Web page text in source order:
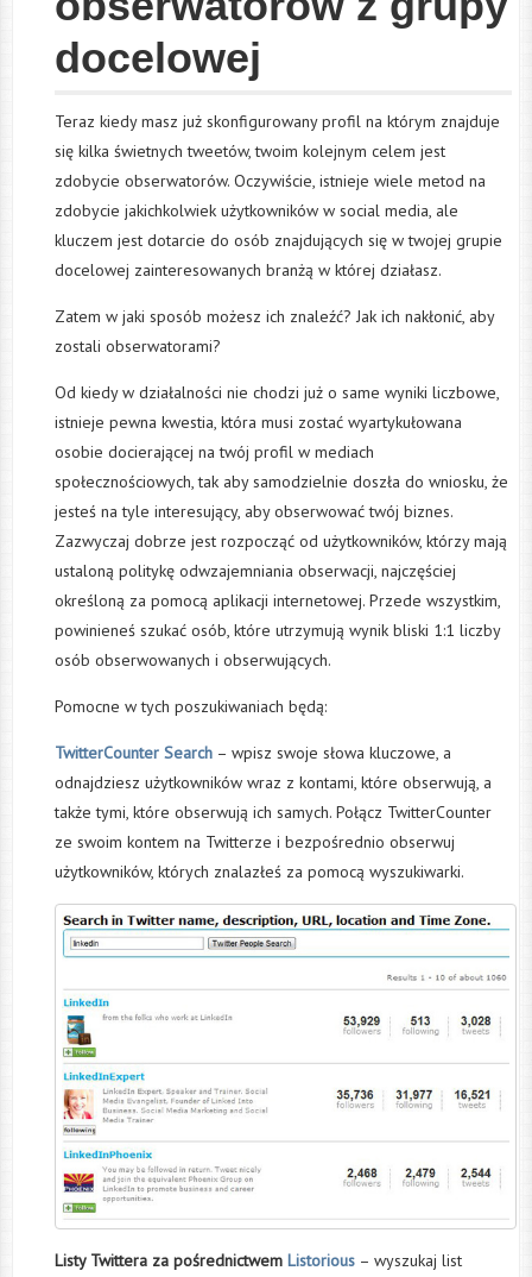
docelowej
Teraz kiedy masz już skonfigurowany profil na którym znajduje
się kilka świetnych tweetów, twoim kolejnym celem jest
zdobycie obserwatorów. Oczywiście, istnieje wiele metod na
zdobycie jakichkolwiek użytkowników w social media, ale
kluczem jest dotarcie do osób znajdujących się w twojej grupie
docelowej zainteresowanych branżą w której działasz.
Zatem w jaki sposób możesz ich znaleźć? Jak ich nakłonić, aby
zostali obserwatorami?
Od kiedy w działalności nie chodzi już o same wyniki liczbowe,
istnieje pewna kwestia, która musi zostać wyartykułowana
osobie docierającej na twój profil w mediach
społecznościowych, tak aby samodzielnie doszła do wniosku, że
jesteś na tyle interesujący, aby obserwować twój biznes.
Zazwyczaj dobrze jest rozpocząć od użytkowników, którzy mają
ustaloną politykę odwzajemniania obserwacji, najczęściej
określoną za pomocą aplikacji internetowej. Przede wszystkim,
powinieneś szukać osób, które utrzymują wynik bliski 1:1 liczby
osób obserwowanych i obserwujących.
Pomocne w tych poszukiwaniach będą:
TwitterCounter Search – wpisz swoje słowa kluczowe, a
odnajdziesz użytkowników wraz z kontami, które obserwują, a
także tymi, które obserwują ich samych. Połącz TwitterCounter
ze swoim kontem na Twitterze i bezpośrednio obserwuj
użytkowników, których znalazłeś za pomocą wyszukiwarki.
Listy Twittera za pośrednictwemListorious – wyszukaj list